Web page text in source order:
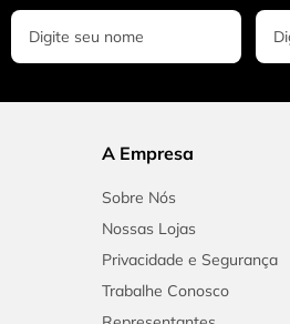
A Empresa
Sobre Nós
Nossas Lojas
Privacidade e Segurança
Trabalhe Conosco